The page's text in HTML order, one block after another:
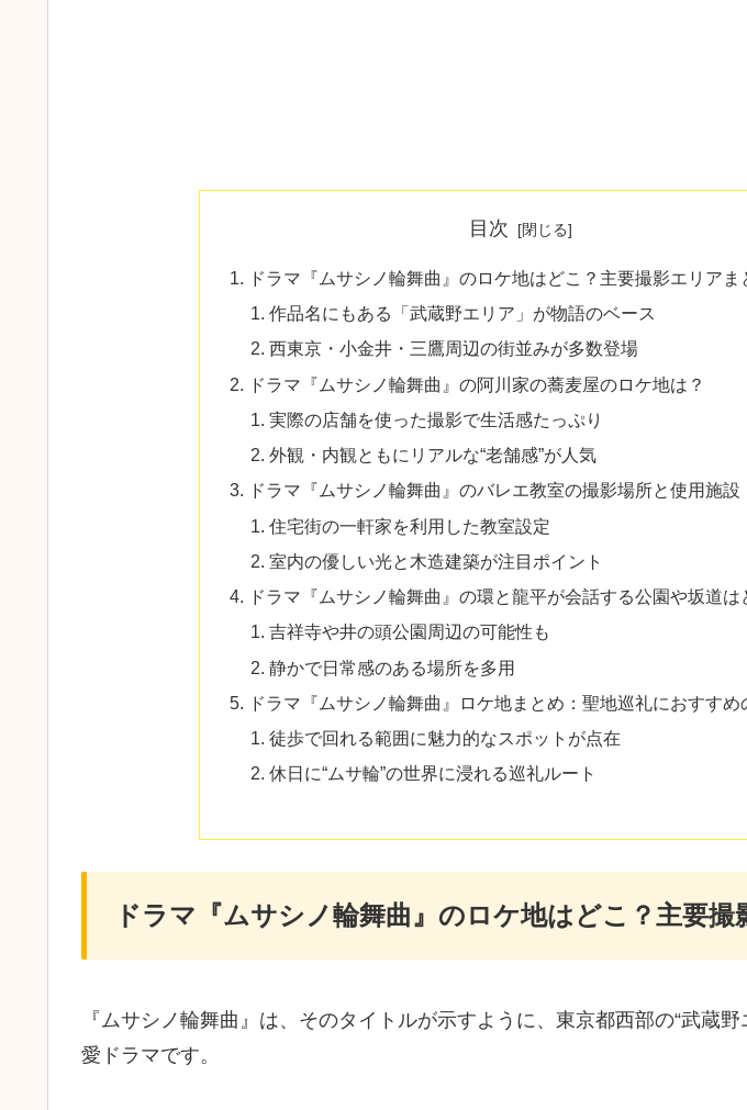
目次
ドラマ『ムサシノ輪舞曲』のロケ地はどこ？主要撮影エリアま
作品名にもある「武蔵野エリア」が物語のベース
西東京・小金井・三鷹周辺の街並みが多数登場
ドラマ『ムサシノ輪舞曲』の阿川家の蕎麦屋のロケ地は？
実際の店舗を使った撮影で生活感たっぷり
外観・内観ともにリアルな“老舗感”が人気
ドラマ『ムサシノ輪舞曲』のバレエ教室の撮影場所と使用施設
住宅街の一軒家を利用した教室設定
室内の優しい光と木造建築が注目ポイント
ドラマ『ムサシノ輪舞曲』の環と龍平が会話する公園や坂道は
吉祥寺や井の頭公園周辺の可能性も
静かで日常感のある場所を多用
ドラマ『ムサシノ輪舞曲』ロケ地まとめ：聖地巡礼におすすめ
徒歩で回れる範囲に魅力的なスポットが点在
休日に“ムサ輪”の世界に浸れる巡礼ルート
ドラマ『ムサシノ輪舞曲』のロケ地はどこ？主要
『ムサシノ輪舞曲』は、そのタイトルが示すように、東京都西部の“武蔵
愛ドラマです。